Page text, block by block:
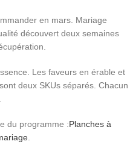
en mars. Mariage
découvert deux semaines
Les faveurs en érable et
deux SKUs séparés. Chacun
du programme :Planches à